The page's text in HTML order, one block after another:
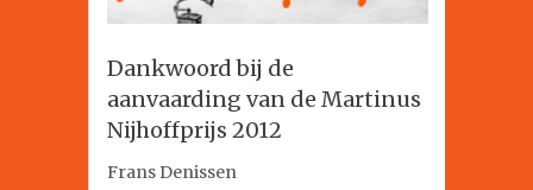
Dankwoord bij de
aanvaarding van de Martinus
Nijhoffprijs 2012
Frans Denissen